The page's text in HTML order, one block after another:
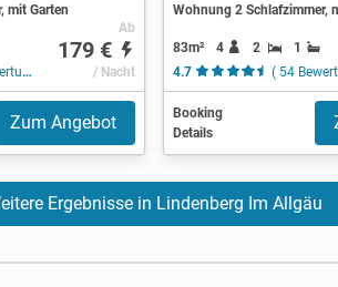
mit Garten
)
Ab
179 €
/ Nacht
Zum Angebot
Wohnung 2 Schlafzimmer,
83m² 4 2
1
4.7
( 54
Booking
Details
Ergebnisse in Lindenberg Im Allgäu